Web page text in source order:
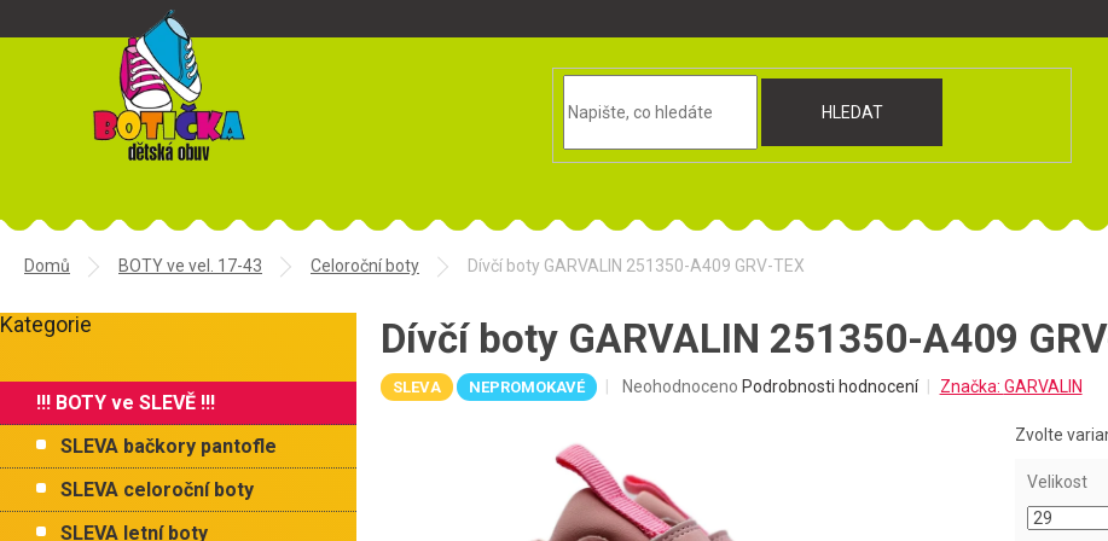
HLEDAT
Domů BOTY ve vel. 17-43 Celoroční boty Dívčí boty GARVALIN 251350-A409 GRV-TEX
o
t
n
í
Přeskočit
Kategorie
!!! BOTY ve SLEVĚ !!!
SLEVA bačkory pantofle
SLEVA celoroční boty
SLEVA letní boty
Dívčí boty GARVALIN 251350-A409
SLEVA NEPROMOKAVÉ
Průměrné
0,0
z
5
Neohodnoceno Podrobnosti hodnocení Značka: GARVALIN
Zvolte
Velikost